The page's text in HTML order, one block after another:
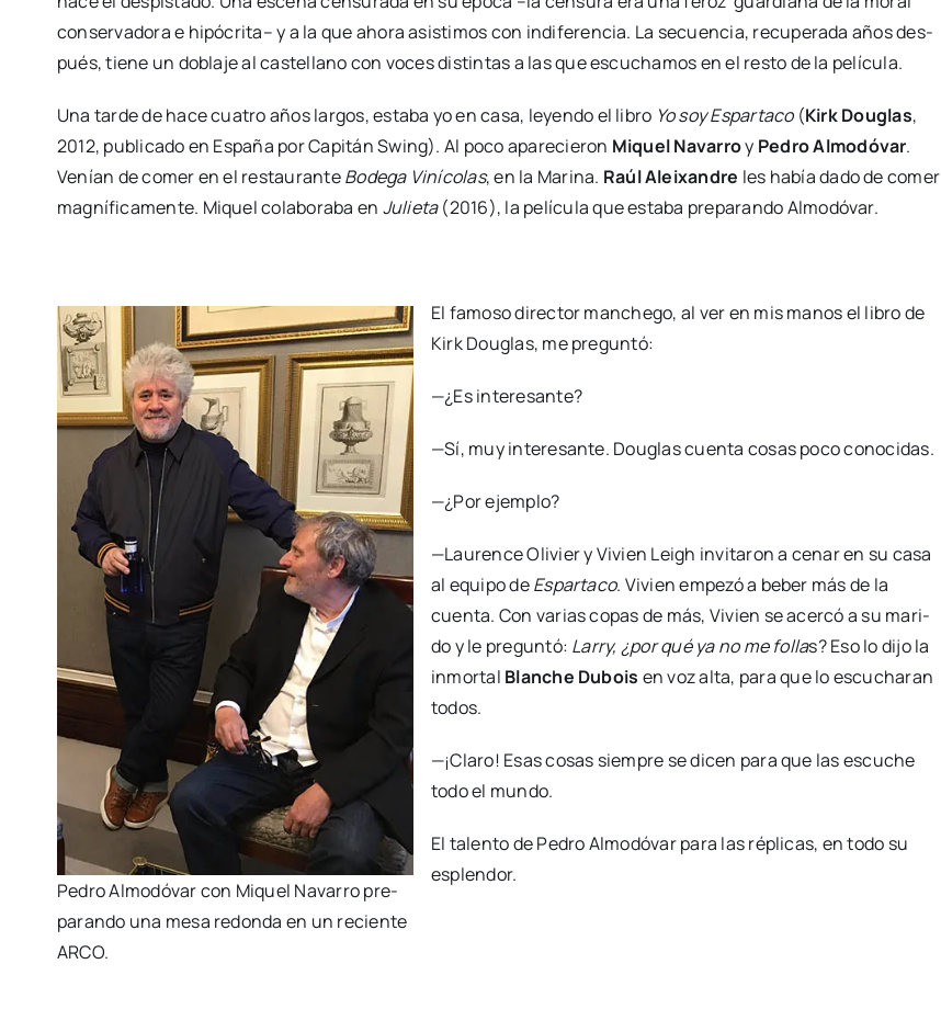
con­ser­va­do­ra e hipó­cri­ta– y a la que aho­ra asis­ti­mos con indi­fe­ren­cia. La secuen­cia, recu­pe­ra­da años des­
pués, tie­ne un dobla­je al cas­te­llano con voces dis­tin­tas a las que escu­cha­mos en el res­to de la pelí­cu­la.
Una tar­de de hace cua­tro años lar­gos, esta­ba yo en casa, leyen­do el libro Yo soy Espar­ta­co(Kirk Dou­glas,
2012, publi­ca­do en Espa­ña por Capi­tán Swing). Al poco apa­re­cie­ron Miquel Nava­rroy Pedro Almo­dó­var.
Venían de comer en el res­tau­ran­teBode­ga Viní­co­las, en la Mari­na. Raúl Alei­xan­dre les había dado de comer
mag­ní­fi­ca­men­te. Miquel cola­bo­ra­ba en Julie­ta(2016), la pelí­cu­la que esta­ba pre­pa­ran­do Almo­dó­var.
Pedro Almo­dó­var con Miquel Nava­rro pre­
pa­ran­do una mesa redon­da en un recien­te
ARCO.
El famo­so direc­tor man­che­go, al ver en mis manos el libro de
Kirk Dou­glas, me pre­gun­tó:
—¿Es intere­san­te?
—Sí, muy intere­san­te. Dou­glas cuen­ta cosas poco cono­ci­das.
—¿Por ejem­plo?
—Lau­ren­ce Oli­vier y Vivien Leigh invi­ta­ron a cenar en su casa
al equi­po deEspar­ta­co. Vivien empe­zó a beber más de la
cuen­ta. Con varias copas de más, Vivien se acer­có a su mari­
do y le pre­gun­tó: Larry, ¿por qué ya no me follas? Eso lo dijo la
inmor­tal Blan­che Dubois en voz alta, para que lo escu­cha­ran
todos.
—¡Cla­ro! Esas cosas siem­pre se dicen para que las escu­che
todo el mun­do.
El talen­to de Pedro Almo­dó­var para las répli­cas, en todo su
esplen­dor.